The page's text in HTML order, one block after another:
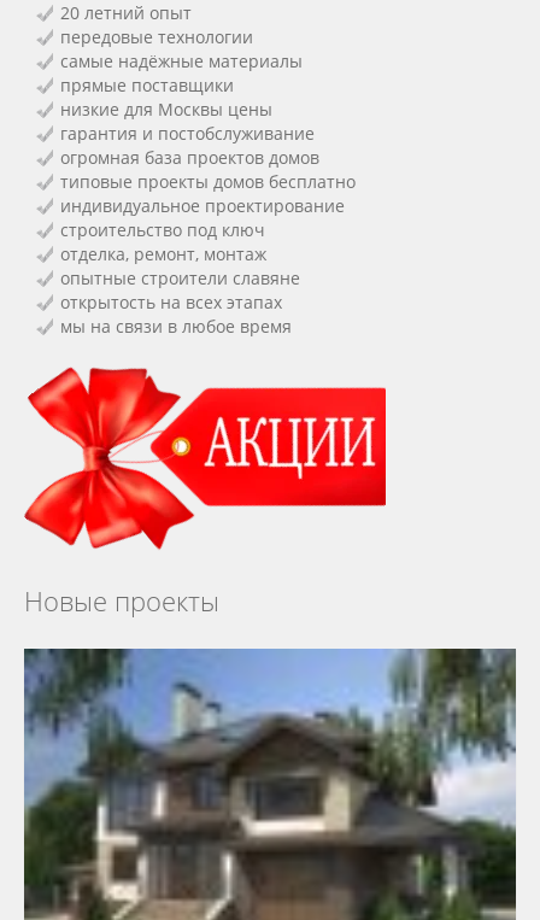
20 летний опыт
передовые технологии
самые надёжные материалы
прямые поставщики
низкие для Москвы цены
гарантия и постобслуживание
огромная база проектов домов
типовые проекты домов бесплатно
индивидуальное проектирование
строительство под ключ
отделка, ремонт, монтаж
опытные строители славяне
открытость на всех этапах
мы на связи в любое время
Новые проекты